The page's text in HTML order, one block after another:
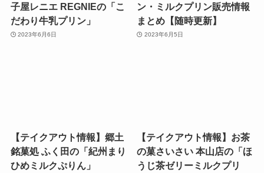
子屋レニエ REGNIEの「こ
だわり牛乳プリン」
2023年6月6日
ン・ミルクプリン販売情報
まとめ【随時更新】
2023年6月5日
【テイクアウト情報】郷土
銘菓処 ふく田の「紀州まり
ひめミルクぷりん」
【テイクアウト情報】お茶
の菓さいさい 本山店の「ほ
うじ茶ゼリーミルクプリ